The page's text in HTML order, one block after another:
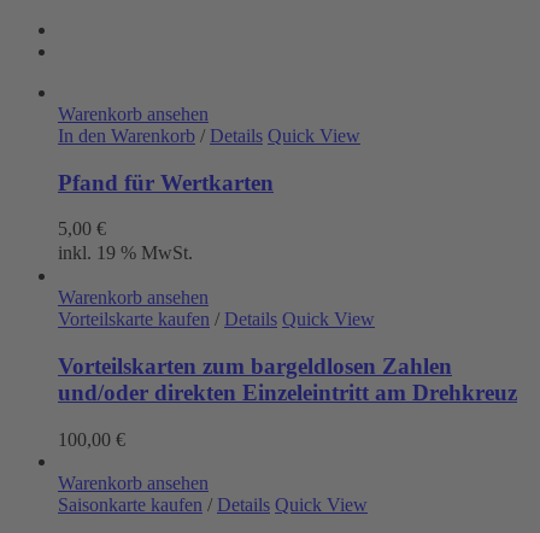
Warenkorb ansehen
In den Warenkorb / Details Quick View
Pfand für Wertkarten
5,00 €
inkl. 19 % MwSt.
Warenkorb ansehen
Vorteilskarte kaufen / Details Quick View
Vorteilskarten zum bargeldlosen Zahlen
und/oder direkten Einzeleintritt am Drehkreuz
100,00 €
Warenkorb ansehen
Saisonkarte kaufen / Details Quick View